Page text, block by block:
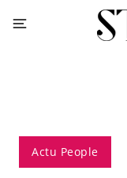
Actu People